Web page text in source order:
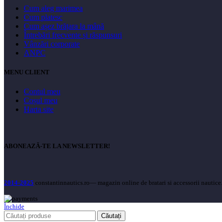
Cum aleg marimea
Cum platesc
Cum așez brățara la mână
Întrebări frecvente și răspunsuri
Vânzări corporate
ANPC
MENU CLIENT
Contul meu
Coșul meu
Harta site
ABONEAZĂ-TE LA NEWSLETTER!
2014-2025 constantinnautics.ro— magazin online de bratari si accessorii
Închide
Căutați